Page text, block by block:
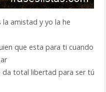
la amistad y yo la he
que esta para ti cuando
da total libertad para ser tú